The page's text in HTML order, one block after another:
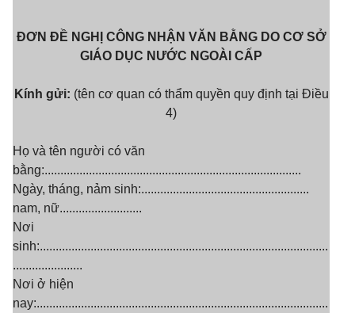
ĐƠN ĐỀ NGHỊ CÔNG NHẬN VĂN BẰNG DO CƠ SỞ
GIÁO DỤC NƯỚC NGOÀI CẤP
Kính gửi: (tên cơ quan có thẩm quyền quy định tại Điều
4)
Họ và tên người có văn
bằng:.................................................................................
Ngày, tháng, nảm sinh:.....................................................
nam, nữ..........................
Nơi
sinh:...........................................................................................
......................
Nơi ở hiện
nay:............................................................................................